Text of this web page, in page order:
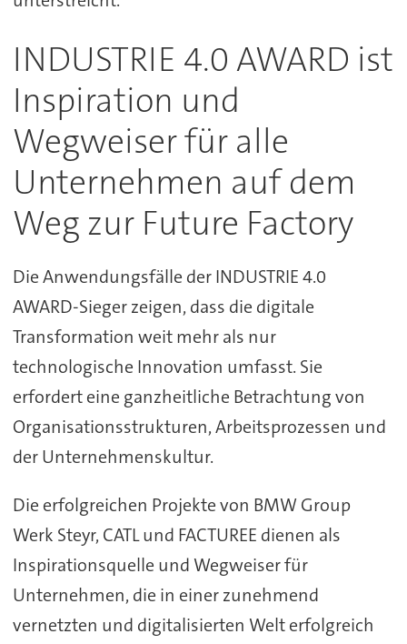
INDUSTRIE 4.0 AWARD ist
Inspiration und
Wegweiser für alle
Unternehmen auf dem
Weg zur Future Factory
Die Anwendungsfälle der INDUSTRIE 4.0
AWARD-Sieger zeigen, dass die digitale
Transformation weit mehr als nur
technologische Innovation umfasst. Sie
erfordert eine ganzheitliche Betrachtung von
Organisationsstrukturen, Arbeitsprozessen und
der Unternehmenskultur.
Die erfolgreichen Projekte von BMW Group
Werk Steyr, CATL und FACTUREE dienen als
Inspirationsquelle und Wegweiser für
Unternehmen, die in einer zunehmend
vernetzten und digitalisierten Welt erfolgreich